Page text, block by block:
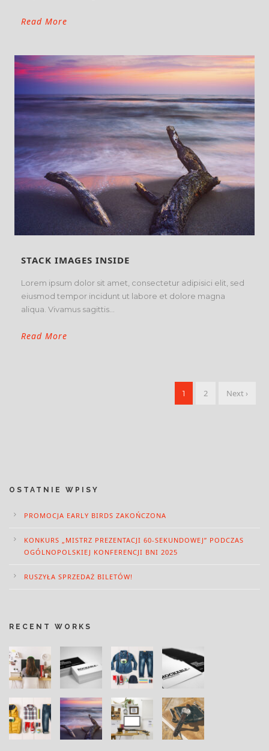
Read More
STACK IMAGES INSIDE
Lorem ipsum dolor sit amet, consectetur adipisici elit, sed
eiusmod tempor incidunt ut labore et dolore magna
aliqua. Vivamus sagittis...
Read More
1 2 Next ›
OSTATNIE WPISY
PROMOCJA EARLY BIRDS ZAKOŃCZONA
KONKURS „MISTRZ PREZENTACJI 60-SEKUNDOWEJ” PODCZAS
OGÓLNOPOLSKIEJ KONFERENCJI BNI 2025
RUSZYŁA SPRZEDAŻ BILETÓW!
RECENT WORKS